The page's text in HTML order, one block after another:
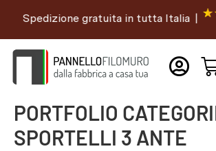
Spedizione gratuita in tutta Italia |
PORTFOLIO
SPORTELLI 3 ANTE